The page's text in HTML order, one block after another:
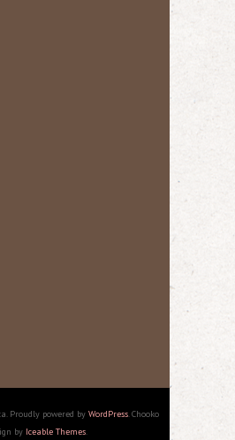
Proudly powered by WordPress. Chooko
by Iceable Themes.